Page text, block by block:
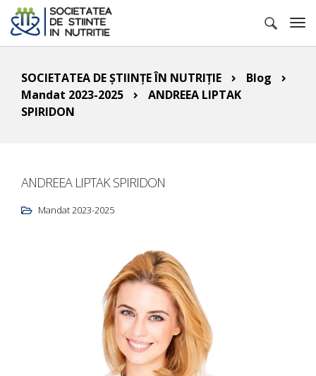
SOCIETATEA DE ȘTIINȚE ÎN NUTRIȚIE
Blog
Mandat 2023-2025
ANDREEA LIPTAK
SPIRIDON
ANDREEA LIPTAK SPIRIDON
Mandat 2023-2025